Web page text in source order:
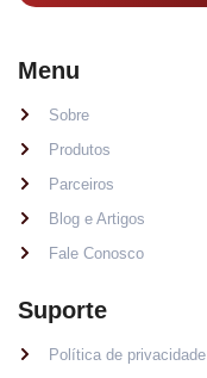
Menu
Sobre
Produtos
Parceiros
Blog e Artigos
Fale Conosco
Suporte
Política de privacidade